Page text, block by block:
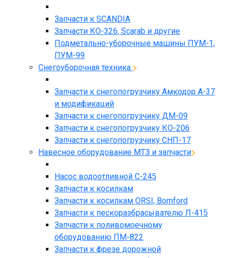
Запчасти к SCANDIA
Запчасти КО-326, Scarab и другие
Подметально-уборочные машины ПУМ-1,
ПУМ-99
Снегоуборочная техника
Запчасти к снегопогрузчику Амкодор А-37
и модификаций
Запчасти к снегопогрузчику ДМ-09
Запчасти к снегопогрузчику КО-206
Запчасти к снегопогрузчику СНП-17
Навесное оборудование МТЗ и запчасти
Насос водоотливной С-245
Запчасти к косилкам
Запчасти к косилкам ORSI, Bomford
Запчасти к пескоразбрасывателю Л-415
Запчасти к поливомоечному
оборудованию ПМ-822
Запчасти к фрезе дорожной